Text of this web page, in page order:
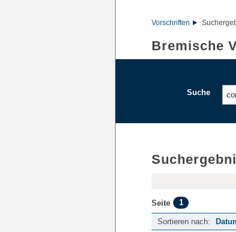
Vorschriften
Bremische
Suche
Seite 1
Sortieren nach: